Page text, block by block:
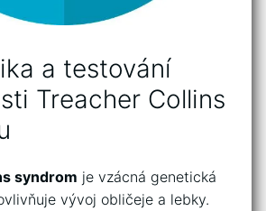
a​ testování
Treacher Collins​
⁤syndrom ⁢je vzácná genetická
vývoj obličeje a lebky.